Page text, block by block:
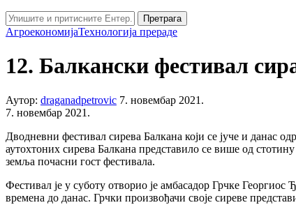
Претрага
АгроекономијаТехнологија прераде
12. Балкански фестивал
Аутор: draganadpetrovic 7. новембар 2021.
7. новембар 2021.
Дводневни фестивал сирева Балкана који се јуче и данас
аутохтоних сирева Балкана представило се више од
земља почасни гост фестивала.
Фестивал је у суботу отворио је амбасадор Грчке
времена до данас. Грчки произвођачи своје сиреве